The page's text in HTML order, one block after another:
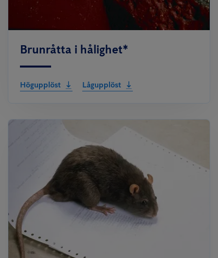
Brunråtta i hålighet*
Högupplöst Lågupplöst